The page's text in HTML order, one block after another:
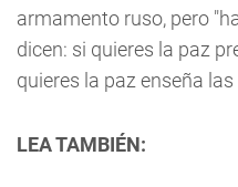
armamento ruso, pero
dicen: si quieres la paz
quieres la paz enseña
LEA TAMBIÉN: